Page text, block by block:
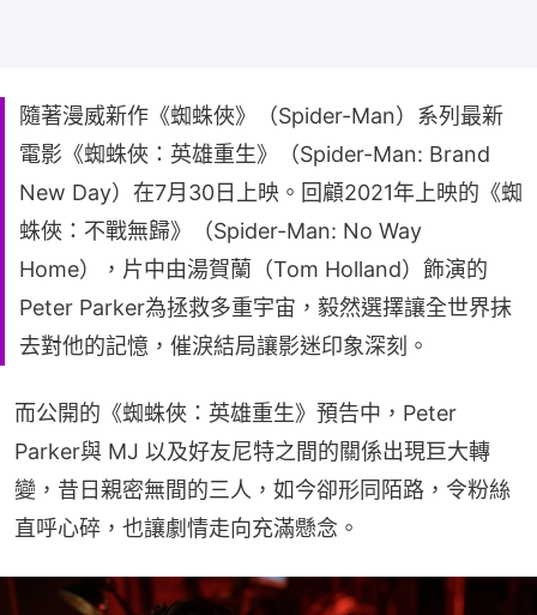
隨著漫威新作《蜘蛛俠》（Spider-Man）系列最新
電影《蜘蛛俠：英雄重生》（Spider-Man: Brand
New Day）在7月30日上映。回顧2021年上映的《蜘
蛛俠：不戰無歸》（Spider-Man: No Way
Home），片中由湯賀蘭（Tom Holland）飾演的
Peter Parker為拯救多重宇宙，毅然選擇讓全世界抹
去對他的記憶，催淚結局讓影迷印象深刻。
而公開的《蜘蛛俠：英雄重生》預告中，Peter
Parker與 MJ 以及好友尼特之間的關係出現巨大轉
變，昔日親密無間的三人，如今卻形同陌路，令粉絲
直呼心碎，也讓劇情走向充滿懸念。